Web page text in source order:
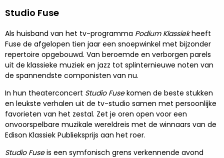
Studio Fuse
Als huisband van het tv-programma Podium Klassiekheeft
Fuse de afgelopen tien jaar een snoepwinkel met bijzonder
repertoire opgebouwd. Van beroemde en verborgen parels
uit de klassieke muziek en jazz tot splinternieuwe noten van
de spannendste componisten van nu.
In hun theaterconcert Studio Fusekomen de beste stukken
en leukste verhalen uit de tv-studio samen met persoonlijke
favorieten van het zestal. Zet je oren open voor een
onvoorspelbare muzikale wereldreis met de winnaars van de
Edison Klassiek Publieksprijs aan het roer.
Studio Fuseis een symfonisch grens verkennende avond